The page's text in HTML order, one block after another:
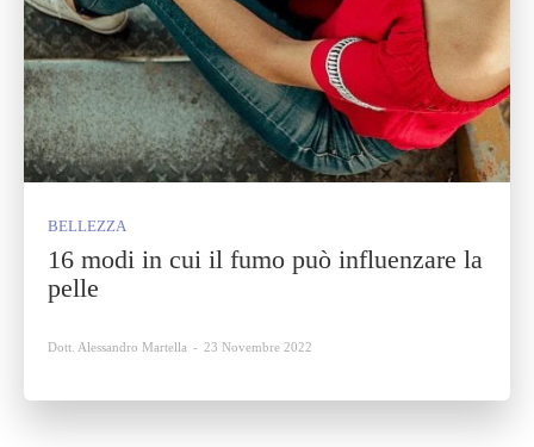
BELLEZZA
16 modi in cui il fumo può influenzare la
pelle
Dott. Alessandro Martella - 23 Novembre 2022